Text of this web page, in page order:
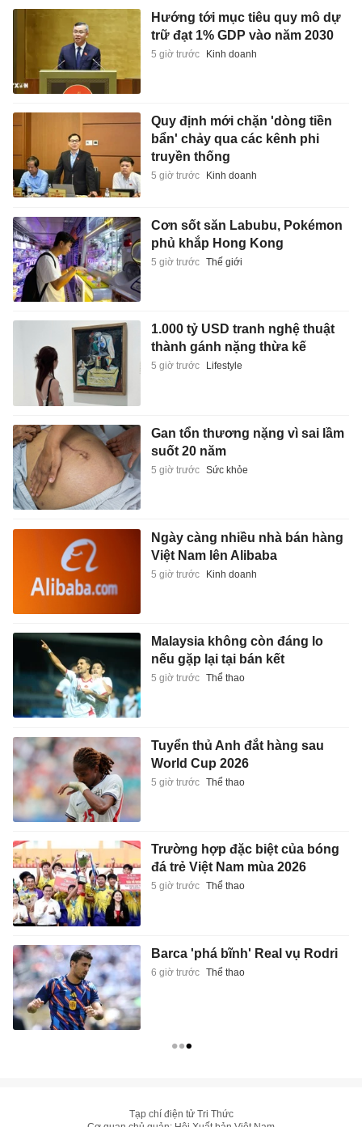
Hướng tới mục tiêu quy mô dự
trữ đạt 1% GDP vào năm 2030
5 giờ trước Kinh doanh
Quy định mới chặn 'dòng tiền
bẩn' chảy qua các kênh phi
truyền thống
5 giờ trước Kinh doanh
Cơn sốt săn Labubu, Pokémon
phủ khắp Hong Kong
5 giờ trước Thế giới
1.000 tỷ USD tranh nghệ thuật
thành gánh nặng thừa kế
5 giờ trước Lifestyle
Gan tổn thương nặng vì sai lầm
suốt 20 năm
5 giờ trước Sức khỏe
Ngày càng nhiều nhà bán hàng
Việt Nam lên Alibaba
5 giờ trước Kinh doanh
Malaysia không còn đáng lo
nếu gặp lại tại bán kết
5 giờ trước Thể thao
Tuyển thủ Anh đắt hàng sau
World Cup 2026
5 giờ trước Thể thao
Trường hợp đặc biệt của bóng
đá trẻ Việt Nam mùa 2026
5 giờ trước Thể thao
Barca 'phá bĩnh' Real vụ Rodri
6 giờ trước Thể thao
Tạp chí điện tử Tri Thức